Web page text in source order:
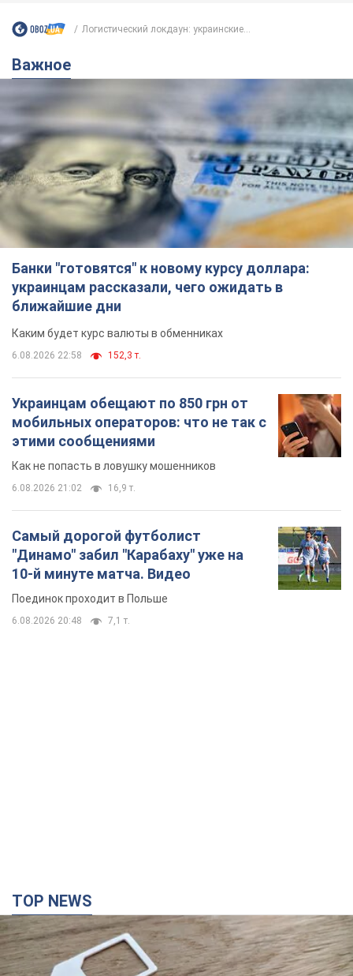
Логистический локдаун: украинские...
Важное
Банки "готовятся" к новому курсу доллара:
украинцам рассказали, чего ожидать в
ближайшие дни
Каким будет курс валюты в обменниках
6.08.2026 22:58 152,3 т.
Украинцам обещают по 850 грн от
мобильных операторов: что не так с
этими сообщениями
Как не попасть в ловушку мошенников
6.08.2026 21:02 16,9 т.
Самый дорогой футболист
"Динамо" забил "Карабаху" уже на
10-й минуте матча. Видео
Поединок проходит в Польше
6.08.2026 20:48 7,1 т.
TOP NEWS